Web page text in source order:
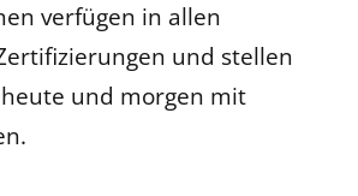
verfügen in allen
und stellen
und morgen mit